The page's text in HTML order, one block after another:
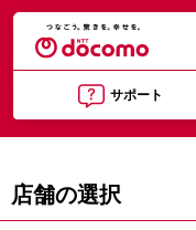
サポート
店舗の選択